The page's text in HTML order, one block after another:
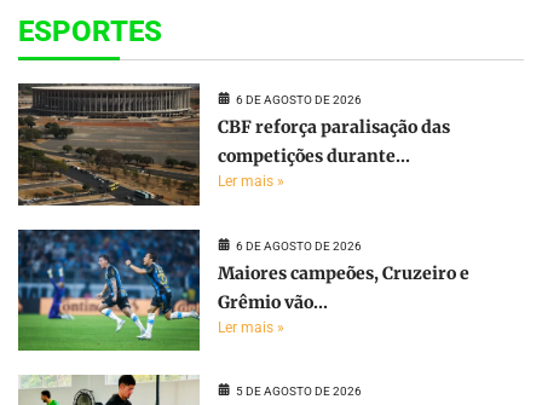
ESPORTES
6 DE AGOSTO DE 2026
CBF reforça paralisação das
competições durante...
Ler mais »
6 DE AGOSTO DE 2026
Maiores campeões, Cruzeiro e
Grêmio vão...
Ler mais »
5 DE AGOSTO DE 2026